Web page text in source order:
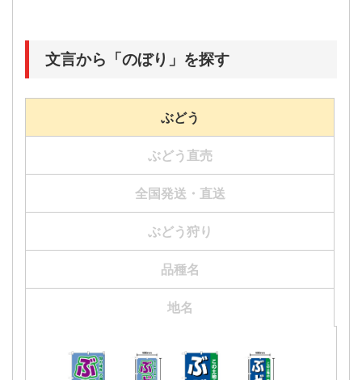
文言から「のぼり」を探す
ぶどう
ぶどう直売
全国発送・直送
ぶどう狩り
品種名
地名